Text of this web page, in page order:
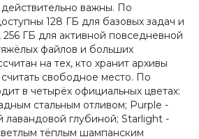
важны. По
128 ГБ для базовых задач и
ГБ для активной повседневной
файлов и больших
на тех, кто хранит архивы
свободное место. По
в четырёх официальных цветах:
стальным отливом; Purple -
лавандовой глубиной; Starlight -
тёплым шампанским